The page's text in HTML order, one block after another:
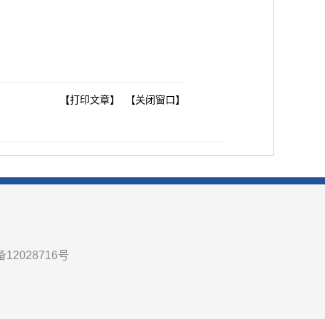
【打印文章】 【关闭窗口】
12028716号